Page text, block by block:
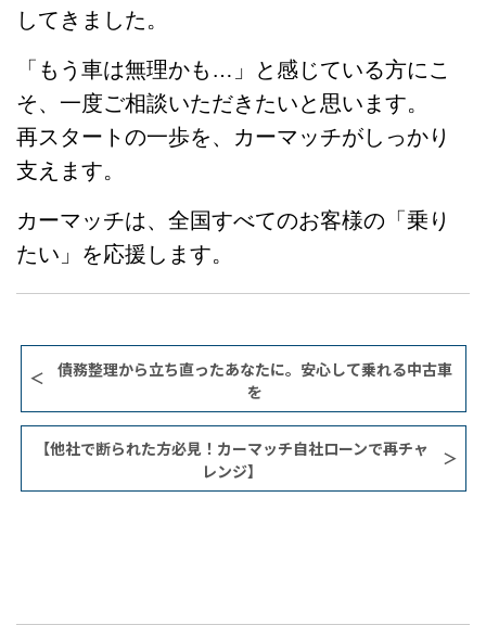
してきました。
「もう車は無理かも…」と感じている方にこ
そ、一度ご相談いただきたいと思います。
再スタートの一歩を、カーマッチがしっかり
支えます。
カーマッチは、全国すべてのお客様の「乗り
たい」を応援します。
債務整理から立ち直ったあなたに。安心して乗れる中古車
を
【他社で断られた方必見！カーマッチ自社ローンで再チャ
レンジ】